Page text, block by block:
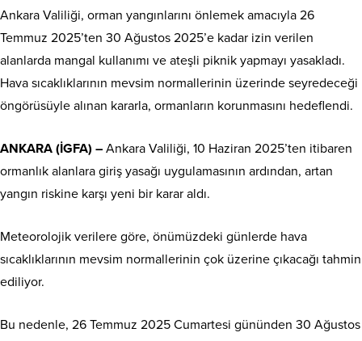
Ankara Valiliği, orman yangınlarını önlemek amacıyla 26
Temmuz 2025’ten 30 Ağustos 2025’e kadar izin verilen
alanlarda mangal kullanımı ve ateşli piknik yapmayı yasakladı.
Hava sıcaklıklarının mevsim normallerinin üzerinde seyredeceği
öngörüsüyle alınan kararla, ormanların korunmasını hedeflendi.
ANKARA (İGFA) – Ankara Valiliği, 10 Haziran 2025’ten itibaren
ormanlık alanlara giriş yasağı uygulamasının ardından, artan
yangın riskine karşı yeni bir karar aldı.
Meteorolojik verilere göre, önümüzdeki günlerde hava
sıcaklıklarının mevsim normallerinin çok üzerine çıkacağı tahmin
ediliyor.
Bu nedenle, 26 Temmuz 2025 Cumartesi gününden 30 Ağustos